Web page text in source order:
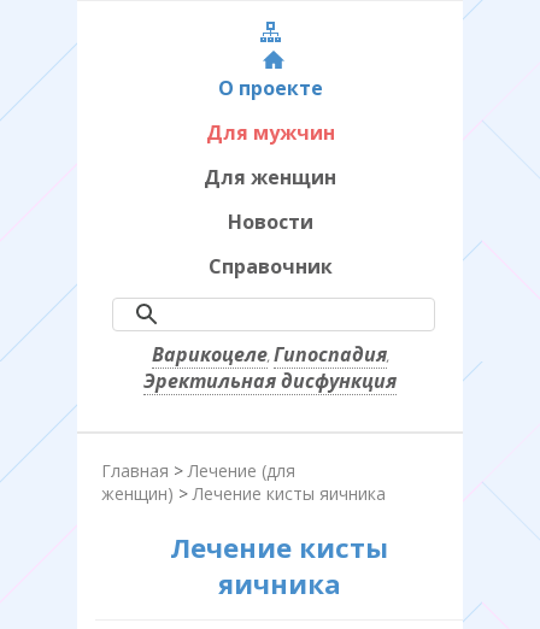
О проекте
Для мужчин
Для женщин
Новости
Справочник
Варикоцеле, Гипоспадия,
Эректильная дисфункция
Главная >Лечение (для
женщин) > Лечение кисты яичника
Лечение кисты
яичника